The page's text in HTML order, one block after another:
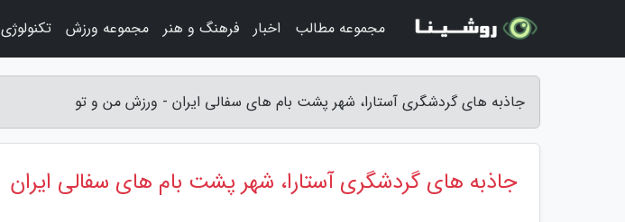
جاذبه های گردشگری آستارا، شهر پشت بام های سفالی ایران - ورزش من و تو
جاذبه های گردشگری آستارا، شهر پشت بام های سفالی ایران
مجموعه مطالب اخبار فرهنگ و هنر مجموعه ورزش تکنولوژی